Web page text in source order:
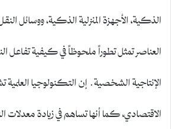
الذكية، الأجهزة المنزلية الذكية، ووسائل
العناصر تمثل تطوراً ملحوظاً في كيفية تفاعل
الإنتاجية الشخصية. إن التكنولوجيا
الاقتصادي، كما أنها تساهم في زيادة معدلات